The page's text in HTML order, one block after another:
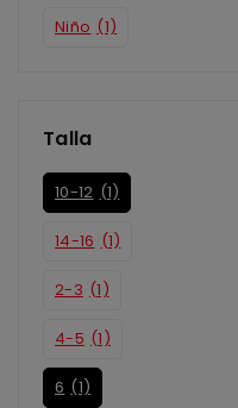
Niño (1)
Talla
10-12 (1)
14-16 (1)
2-3 (1)
4-5 (1)
6 (1)